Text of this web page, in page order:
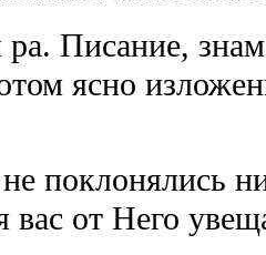
Писание,
ясно
поклонялись
вас от Него